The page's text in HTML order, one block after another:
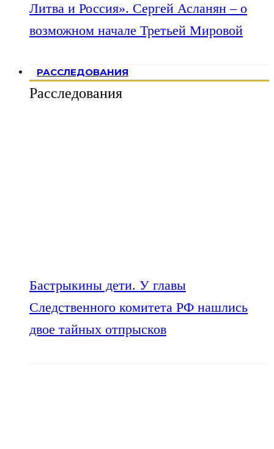
Литва и Россия». Сергей Асланян – о
возможном начале Третьей Мировой
РАССЛЕДОВАНИЯ
Расследования
Бастрыкины дети. У главы
Следственного комитета РФ нашлись
двое тайных отпрысков